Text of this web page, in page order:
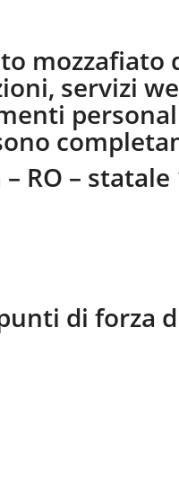
mozzafiato
servizi
RO – statale
di forza